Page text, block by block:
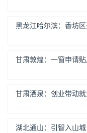
黑龙江哈尔滨：香坊
甘肃敦煌：一窗申请
甘肃酒泉：创业带动
湖北通山：引智入山